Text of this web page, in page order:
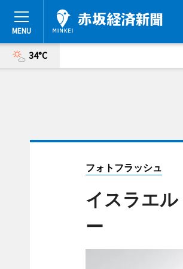
34°C
フォトフラッシュ
イスラエ
ー